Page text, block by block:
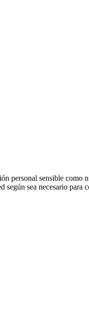
personal sensible
sea necesario para